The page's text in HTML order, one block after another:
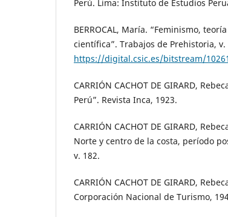
Perú. Lima: Instituto de Estudios
BERROCAL, María. “Feminismo,
científica”. Trabajos de Prehistoria,
https://digital.csic.es/bitstream/
CARRIÓN CACHOT DE GIRARD,
Perú”. Revista Inca, 1923.
CARRIÓN CACHOT DE GIRARD,
Norte y centro de la costa, período
v. 182.
CARRIÓN CACHOT DE GIRARD,
Corporación Nacional de Turismo,